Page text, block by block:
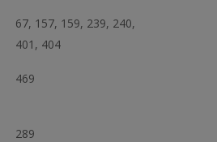
67, 157, 159, 239, 240,
401, 404
469
289